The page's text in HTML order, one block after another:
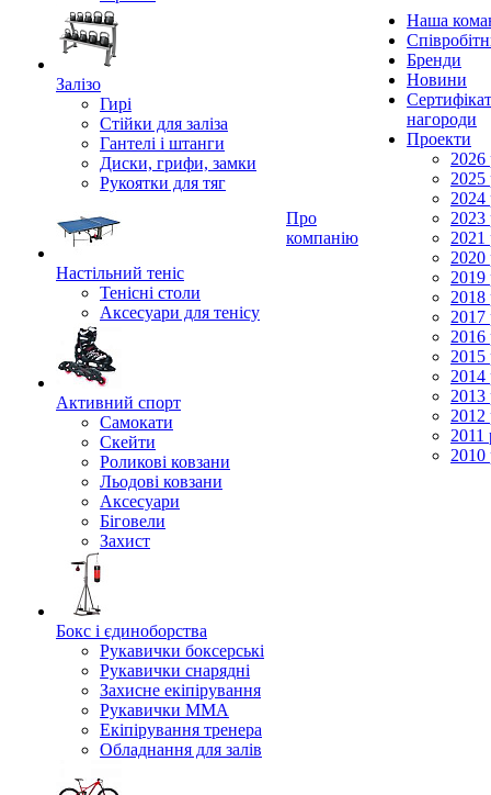
Залізо
Гирі
Стійки для заліза
Гантелі і штанги
Диски, грифи, замки
Рукоятки для тяг
Настільний теніс
Тенісні столи
Аксесуари для тенісу
Активний спорт
Самокати
Скейти
Роликові ковзани
Льодові ковзани
Аксесуари
Біговели
Захист
Бокс і єдиноборства
Рукавички боксерські
Рукавички снарядні
Захисне екіпірування
Рукавички ММА
Екіпірування тренера
Обладнання для залів
Про
компанію
Наша
Бренди
Новини
нагороди
Проекти
2026
2025
2024
2023
2021
2020
2019
2018
2017
2016
2015
2014
2013
2012
2011
2010